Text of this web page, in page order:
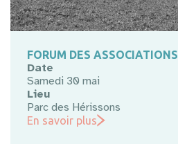
FORUM DES ASSOCIATIONS
Date
Samedi 30 mai
Lieu
Parc des Hérissons
En savoir plus